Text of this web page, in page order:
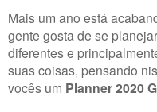
Mais um ano está
gente gosta de se
diferentes e
suas coisas, pensando
vocês um Planner 2020